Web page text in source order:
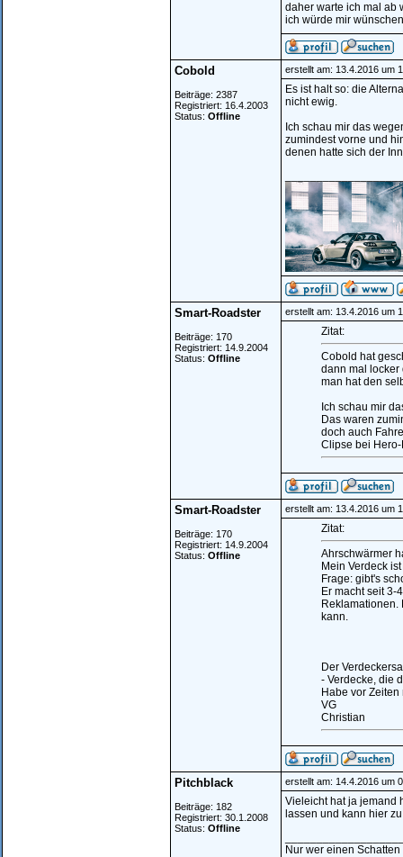
daher warte ich mal ab
ich würde mir
Cobold
Beiträge: 2387
Registriert: 16.4.2003
Status: Offline
erstellt am: 13.4.2016 um
Es ist halt so: die
nicht ewig.
Ich schau mir das
zumindest vorne und
denen hatte sich der
Smart-Roadster
Beiträge: 170
Registriert: 14.9.2004
Status: Offline
erstellt am: 13.4.2016 um
Zitat:
Cobold hat
dann mal locker
man hat den
Ich schau mir
Das waren
doch auch
Clipse bei
Smart-Roadster
Beiträge: 170
Registriert: 14.9.2004
Status: Offline
erstellt am: 13.4.2016 um
Zitat:
Ahrschwärmer
Mein Verdeck
Frage: gibt's
Er macht seit 3-
Reklamationen.
kann.
Der
- Verdecke, die
Habe vor
VG
Christian
Pitchblack
Beiträge: 182
Registriert: 30.1.2008
Status: Offline
erstellt am: 14.4.2016 um
Vieleicht hat ja jemand
lassen und kann hier
Nur wer einen